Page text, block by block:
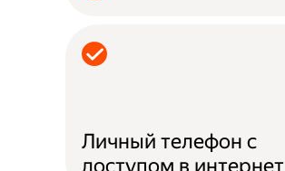
Личный телефон с
доступом в интернет